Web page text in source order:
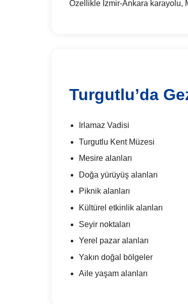
Özellikle İzmir-Ankara karayolu,
Turgutlu’da
Irlamaz Vadisi
Turgutlu Kent Müzesi
Mesire alanları
Doğa yürüyüş alanları
Piknik alanları
Kültürel etkinlik alanları
Seyir noktaları
Yerel pazar alanları
Yakın doğal bölgeler
Aile yaşam alanları